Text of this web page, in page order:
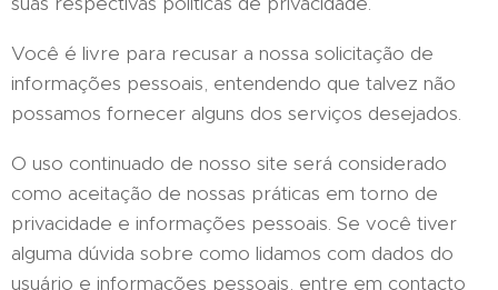
Você é livre para recusar a nossa solicitação de
informações pessoais, entendendo que talvez não
possamos fornecer alguns dos serviços desejados.
O uso continuado de nosso site será considerado
como aceitação de nossas práticas em torno de
privacidade e informações pessoais. Se você tiver
alguma dúvida sobre como lidamos com dados do
usuário e informações pessoais, entre em contacto